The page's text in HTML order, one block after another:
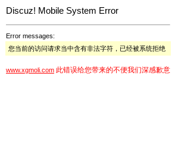
Discuz! Mobile System Error
Error messages:
您当前的访问请求当中含有非法字符，已经被系统拒绝
www.xgmoli.com 此错误给您带来的不便我们深感歉意